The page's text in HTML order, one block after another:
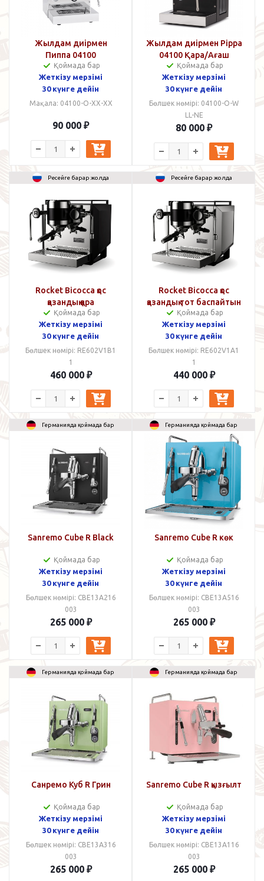
Жылдам диірмен
Пиппа 04100
Қоймада бар
Жеткізу мерзімі
30 күнге дейін
Мақала: 04100-O-XX-XX
90 000 ₽
Жылдам диірмен Pippa
04100 Қара/Ағаш
Қоймада бар
Жеткізу мерзімі
30 күнге дейін
Бөлшек нөмірі: 04100-O-W
LL-NE
80 000 ₽
Ресейге барар жолда
Rocket Bicocca қос
қазандық қара
Қоймада бар
Жеткізу мерзімі
30 күнге дейін
Бөлшек нөмірі: RE602V1B1
1
460 000 ₽
Ресейге барар жолда
Rocket Bicocca қос
қазандық тот баспайтын
болаттан жасалған
Қоймада бар
Жеткізу мерзімі
30 күнге дейін
Бөлшек нөмірі: RE602V1A1
1
440 000 ₽
Германияда қоймада бар
Sanremo Cube R Black
Қоймада бар
Жеткізу мерзімі
30 күнге дейін
Бөлшек нөмірі: CBE13A216
003
265 000 ₽
Германияда қоймада бар
Sanremo Cube R көк
Қоймада бар
Жеткізу мерзімі
30 күнге дейін
Бөлшек нөмірі: CBE13A516
003
265 000 ₽
Германияда қоймада бар
Санремо Куб R Грин
Қоймада бар
Жеткізу мерзімі
30 күнге дейін
Бөлшек нөмірі: CBE13A316
003
265 000 ₽
Германияда қоймада бар
Sanremo Cube R қызғылт
Қоймада бар
Жеткізу мерзімі
30 күнге дейін
Бөлшек нөмірі: CBE13A116
003
265 000 ₽